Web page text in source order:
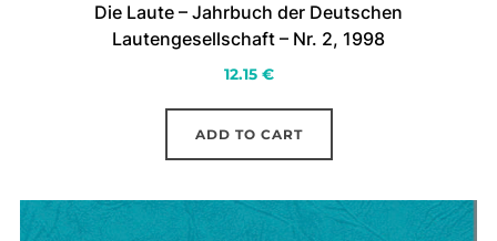
Die Laute – Jahrbuch der Deutschen
Lautengesellschaft – Nr. 2, 1998
12.15 €
ADD TO CART